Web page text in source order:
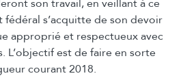
son travail, en veillant à ce
s’acquitte de son devoir
approprié et respectueux avec
L’objectif est de faire en sorte
courant 2018.